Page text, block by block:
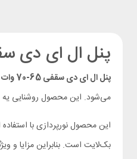
پنل ال ای دی سقفی 65-70 وات 60 در 60 توکار
پنل ال ای دی سقفی 65-70 وات 60×60 توکار بک لایت نمانور،
می‌شود. این محصول روشنایی یه
این محصول نورپردازی با استفاده از توان مصرفی 65 وات و ابعاد 60×60 سانتی‌متر، نور یکنواخت و باکیفیتی را برای
بک‌لایت است. بنابراین مزایا و